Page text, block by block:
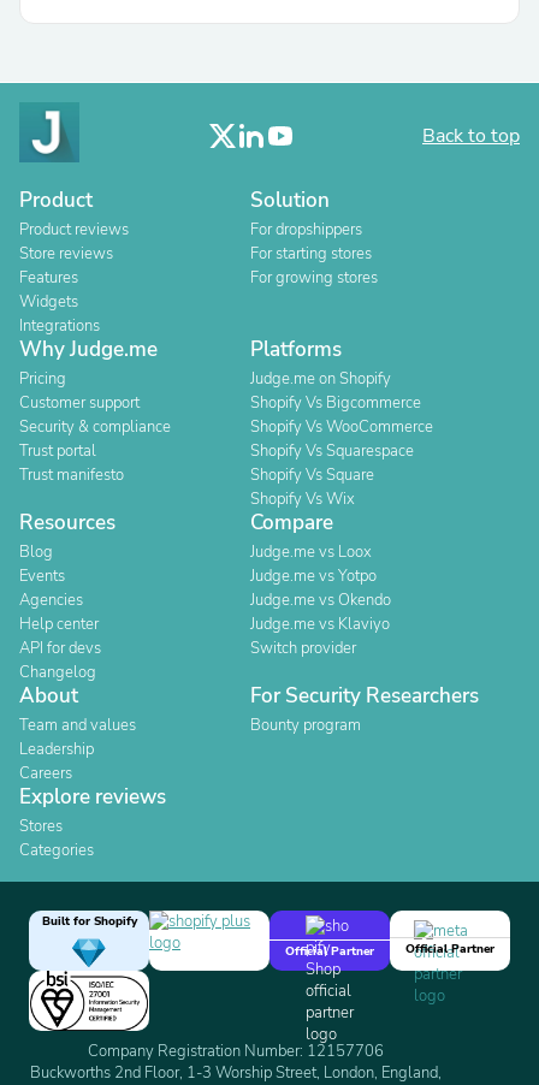
Back to top
Product
Product reviews
Store reviews
Features
Widgets
Integrations
Solution
For dropshippers
For starting stores
For growing stores
Why Judge.me
Pricing
Customer support
Security & compliance
Trust portal
Trust manifesto
Platforms
Judge.me on Shopify
Shopify Vs Bigcommerce
Shopify Vs WooCommerce
Shopify Vs Squarespace
Shopify Vs Square
Shopify Vs Wix
Resources
Blog
Events
Agencies
Help center
API for devs
Changelog
Compare
Judge.me vs Loox
Judge.me vs Yotpo
Judge.me vs Okendo
Judge.me vs Klaviyo
Switch provider
About
Team and values
Leadership
Careers
For Security Researchers
Bounty program
Explore reviews
Stores
Categories
Built for Shopify
Official Partner
Official Partner
Company Registration Number: 12157706
Buckworths 2nd Floor, 1-3 Worship Street, London, England,